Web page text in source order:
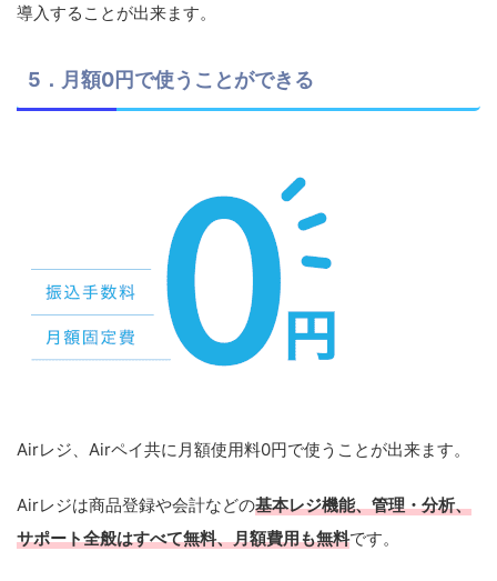
導入することが出来ます。
5．月額0円で使うことができる
Airレジ、Airペイ共に月額使用料0円で使うことが出来ます。
Airレジは商品登録や会計などの基本レジ機能、管理・分析、
サポート全般はすべて無料、月額費用も無料です。